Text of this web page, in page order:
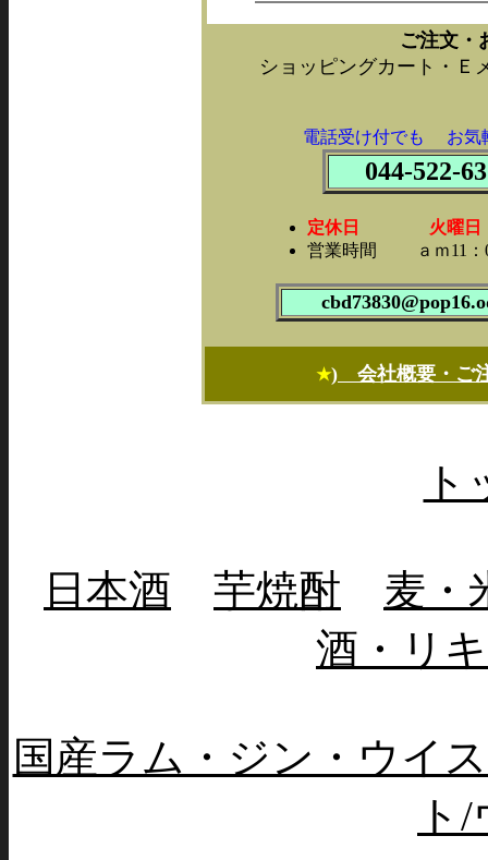
ご注文・
ショッピングカート・Ｅ
電話受け付でも お気
044-522-
定休日 火曜日・
営業時間 ａｍ11：
★) 会社概要・ご
日本酒 芋焼酎
麦・
酒・リ
国産ラム・ジン・ウイ
ト